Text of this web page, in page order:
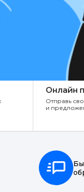
Онлайн
Отправь
и